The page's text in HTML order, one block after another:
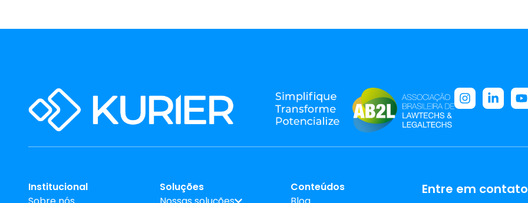
Institucional
Soluções
Conteúdos
Entre em contato